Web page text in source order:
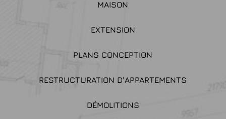
MAISON
EXTENSION
PLANS CONCEPTION
RESTRUCTURATION D'APPARTEMENTS
DÉMOLITIONS